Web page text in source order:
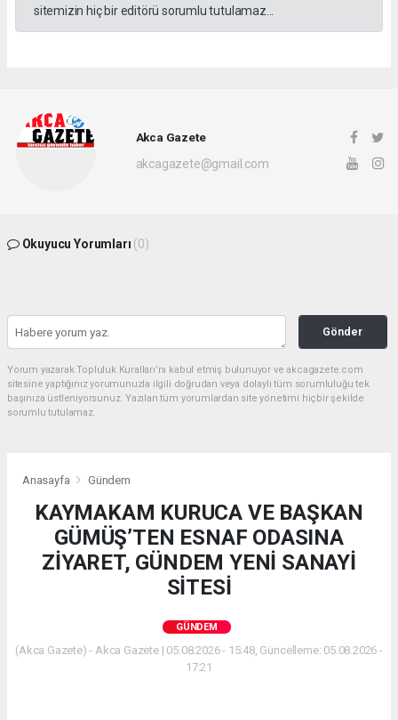
sitemizin hiç bir editörü sorumlu tutulamaz...
Akca Gazete
akcagazete@gmail.com
Okuyucu Yorumları (0)
Gönder
Yorum yazarak Topluluk Kuralları’nı kabul etmiş bulunuyor ve akcagazete.com
sitesine yaptığınız yorumunuzla ilgili doğrudan veya dolaylı tüm sorumluluğu tek
başınıza üstleniyorsunuz. Yazılan tüm yorumlardan site yönetimi hiçbir şekilde
sorumlu tutulamaz.
Anasayfa Gündem
KAYMAKAM KURUCA VE BAŞKAN
GÜMÜŞ’TEN ESNAF ODASINA
ZİYARET, GÜNDEM YENİ SANAYİ
SİTESİ
GÜNDEM
(Akca Gazete) - Akca Gazete | 05.08.2026 - 15:48, Güncelleme: 05.08.2026 -
17:21